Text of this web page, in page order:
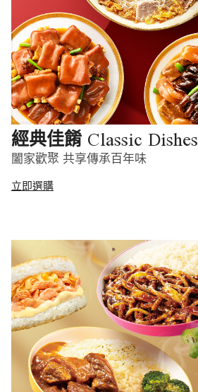
經典佳餚 Classic Dishes
闔家歡聚 共享傳承百年味
立即選購